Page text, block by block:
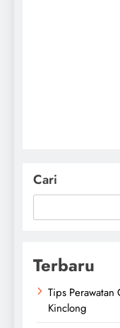
Cari
Terbaru
Tips Perawatan
Kinclong